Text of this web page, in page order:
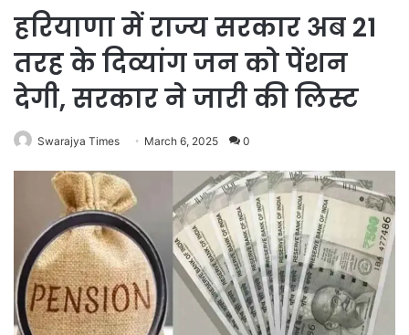
हरियाणा में राज्य सरकार अब 21
तरह के दिव्यांग जन को पेंशन
देगी, सरकार ने जारी की लिस्ट
Swarajya Times March 6, 2025 0